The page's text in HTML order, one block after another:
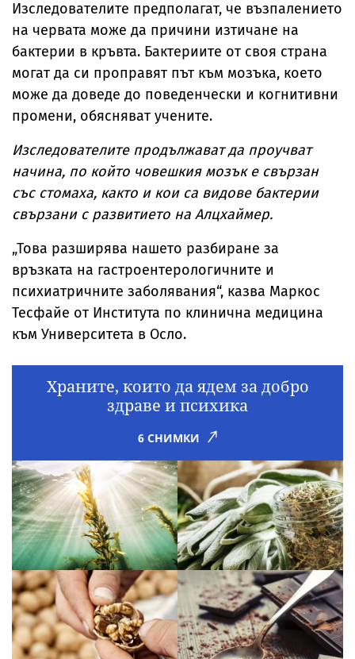
Изследователите предполагат, че възпалението
на червата може да причини изтичане на
бактерии в кръвта. Бактериите от своя страна
могат да си проправят път към мозъка, което
може да доведе до поведенчески и когнитивни
промени, обясняват учените.
Изследователите продължават да проучват
начина, по който човешкия мозък е свързан
със стомаха, както и кои са видове бактерии
свързани с развитието на Алцхаймер.
„Това разширява нашето разбиране за
връзката на гастроентерологичните и
психиатричните заболявания“, казва Маркос
Тесфайе от Института по клинична медицина
към Университета в Осло.
Храните, които да ядем за добро
здраве и психика
6 СНИМКИ